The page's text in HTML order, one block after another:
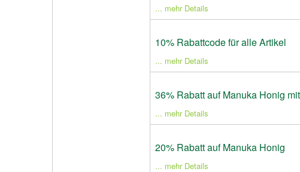
... mehr Details
10% Rabattcode für alle Artikel
... mehr Details
36% Rabatt auf Manuka Honig
... mehr Details
20% Rabatt auf Manuka Honig
... mehr Details